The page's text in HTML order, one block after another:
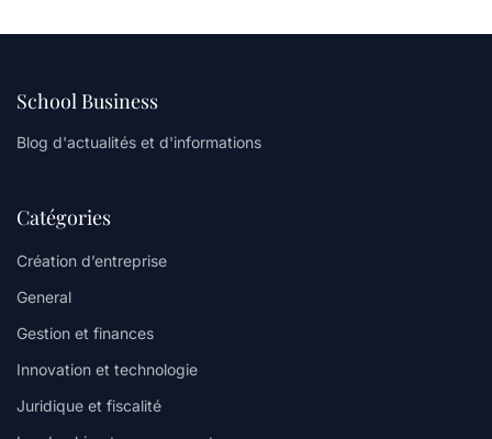
School Business
Blog d'actualités et d'informations
Catégories
Création d’entreprise
General
Gestion et finances
Innovation et technologie
Juridique et fiscalité